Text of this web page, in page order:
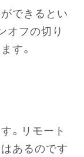
できるとい
オフの切り
す。
。リモート
あるのです